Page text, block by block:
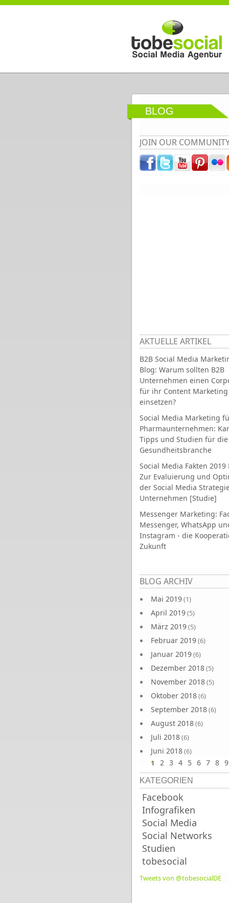
Direkt zum Inhalt
BLOG
JOIN OUR
AKTUELLE ARTIKEL
B2B Social Media
Blog: Warum sollten B2B
Unternehmen einen
für ihr Content Marketing
einsetzen?
Social Media Marketing
Pharmaunternehmen:
Tipps und Studien für die
Gesundheitsbranche
Social Media Fakten 2019
Zur Evaluierung und
der Social Media
Unternehmen [Studie]
Messenger Marketing:
Messenger, WhatsApp
Instagram - die
Zukunft
BLOG ARCHIV
Mai 2019(1)
April 2019(5)
März 2019(5)
Februar 2019(6)
Januar 2019(6)
Dezember 2018(5)
November 2018(5)
Oktober 2018(6)
September 2018(6)
August 2018(6)
Juli 2018(6)
Juni 2018(6)
Seiten
1 2 3 4 5 6 7 8 9
KATEGORIEN
Facebook
Infografiken
Social Media
Social Networks
Studien
tobesocial
Tweets von @tobesocialDE